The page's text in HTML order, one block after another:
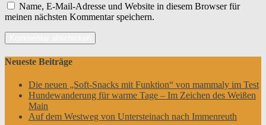
Name, E-Mail-Adresse und Website in diesem Browser für
meinen nächsten Kommentar speichern.
Neueste Beiträge
Die neuen „Soft-Snacks mit Funktion“ von mammaly im Test
Hundewanderung für warme Tage – Im Zeichen des Weißen
Main
Auf dem Westweg von Untersteinach nach Immenreuth